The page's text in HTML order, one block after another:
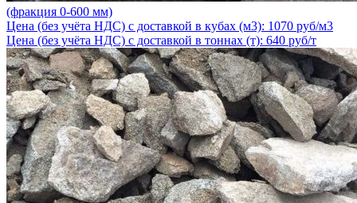
(фракция 0-600 мм)
Цена (без учёта НДС) с доставкой в кубах (м3): 1070 руб/м3
Цена (без учёта НДС) с доставкой в тоннах (т): 640 руб/т